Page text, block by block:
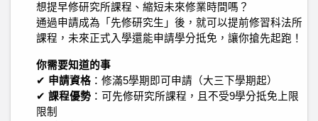
想提早修研究所課程、縮短未來修業時間嗎？
通過申請成為「先修研究生」後，就可以提前修習科法所
課程，未來正式入學還能申請學分抵免，讓你搶先起跑！
你需要知道的事
✔ 申請資格 ：修滿5學期即可申請（大三下學期起）
✔ 課程優勢 ：可先修研究所課程，且不受9學分抵免上限
限制